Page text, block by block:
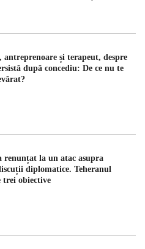
și terapeut, despre
după concediu: De ce nu te
renunțat la un atac asupra
diplomatice. Teheranul
trei obiective